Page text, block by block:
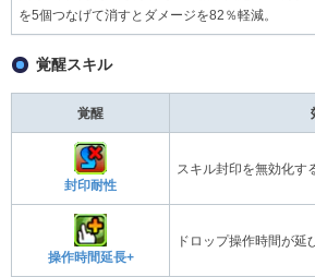
を5個つなげて消すとダメージを82％軽減。
覚醒スキル
覚醒
封印耐性
スキル封印を無効化す
操作時間延長+
ドロップ操作時間が延